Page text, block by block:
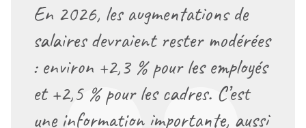
En 2026, les augmentations de
salaires devraient rester modérées
: environ +2,3 % pour les employés
et +2,5 % pour les cadres. C’est
une information importante, aussi